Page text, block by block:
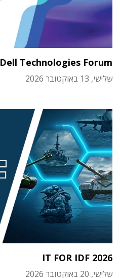
Dell Technologies Forum
שלישי, 13 באוקטובר 2026
IT FOR IDF 2026
שלישי, 20 באוקטובר 2026